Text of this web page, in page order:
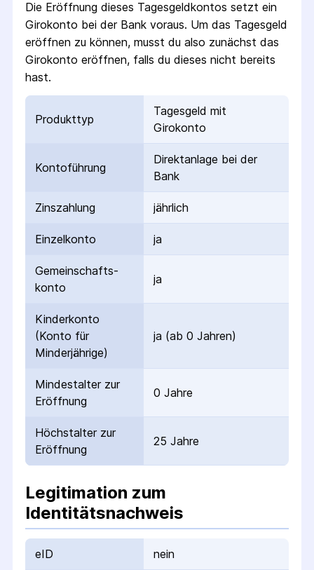
Die Eröffnung dieses Tagesgeldkontos setzt ein
Girokonto bei der Bank voraus. Um das Tagesgeld
eröffnen zu können, musst du also zunächst das
Girokonto eröffnen, falls du dieses nicht bereits
hast.
Produkttyp
Tagesgeld mit
Girokonto
Kontoführung
Direktanlage bei der
Bank
Zinszahlung jährlich
Einzelkonto ja
Gemeinschafts­
konto
ja
Kinderkonto
(Konto für
Minderjährige)
ja (ab 0 Jahren)
Mindestalter zur
Eröffnung
0 Jahre
Höchstalter zur
Eröffnung
25 Jahre
Legitimation zum
Identitätsnachweis
eID nein